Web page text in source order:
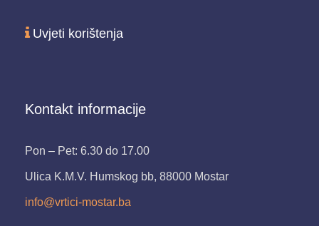
Uvjeti korištenja
Kontakt informacije
Pon – Pet: 6.30 do 17.00
Ulica K.M.V. Humskog bb, 88000 Mostar
info@vrtici-mostar.ba